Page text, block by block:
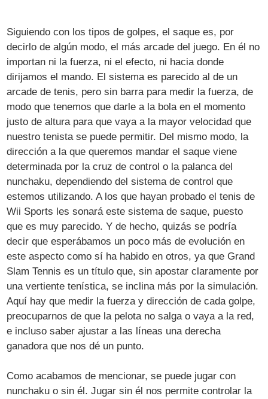
Siguiendo con los tipos de golpes, el saque es, por
decirlo de algún modo, el más arcade del juego. En él no
importan ni la fuerza, ni el efecto, ni hacia donde
dirijamos el mando. El sistema es parecido al de un
arcade de tenis, pero sin barra para medir la fuerza, de
modo que tenemos que darle a la bola en el momento
justo de altura para que vaya a la mayor velocidad que
nuestro tenista se puede permitir. Del mismo modo, la
dirección a la que queremos mandar el saque viene
determinada por la cruz de control o la palanca del
nunchaku, dependiendo del sistema de control que
estemos utilizando. A los que hayan probado el tenis de
Wii Sports les sonará este sistema de saque, puesto
que es muy parecido. Y de hecho, quizás se podría
decir que esperábamos un poco más de evolución en
este aspecto como sí ha habido en otros, ya que Grand
Slam Tennis es un título que, sin apostar claramente por
una vertiente tenística, se inclina más por la simulación.
Aquí hay que medir la fuerza y dirección de cada golpe,
preocuparnos de que la pelota no salga o vaya a la red,
e incluso saber ajustar a las líneas una derecha
ganadora que nos dé un punto.
Como acabamos de mencionar, se puede jugar con
nunchaku o sin él. Jugar sin él nos permite controlar la